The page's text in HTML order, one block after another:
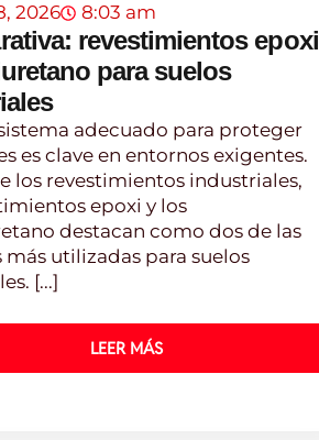
2026 8:03 am
revestimientos epoxi
para suelos
adecuado para proteger
es clave en entornos exigentes.
los revestimientos industriales,
epoxi y los
destacan como dos de las
utilizadas para suelos
[...]
LEER MÁS